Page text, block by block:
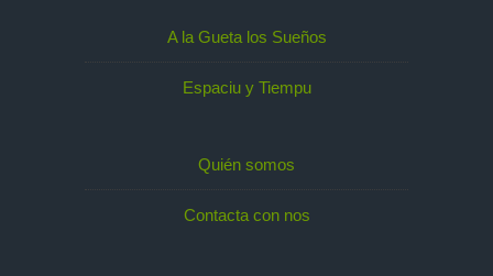
A la Gueta los Sueños
Espaciu y Tiempu
Quién somos
Contacta con nos